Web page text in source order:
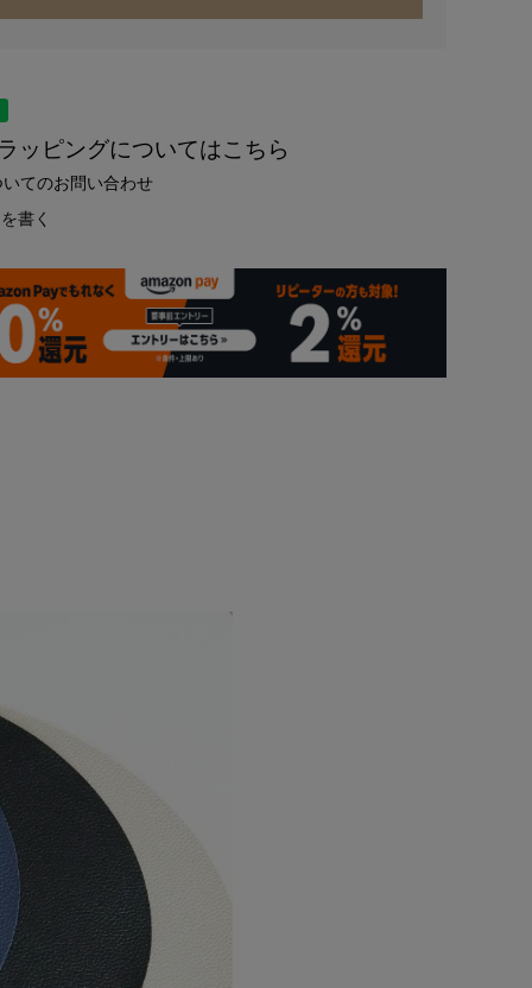
ッピングについてはこちら
てのお問い合わせ
書く